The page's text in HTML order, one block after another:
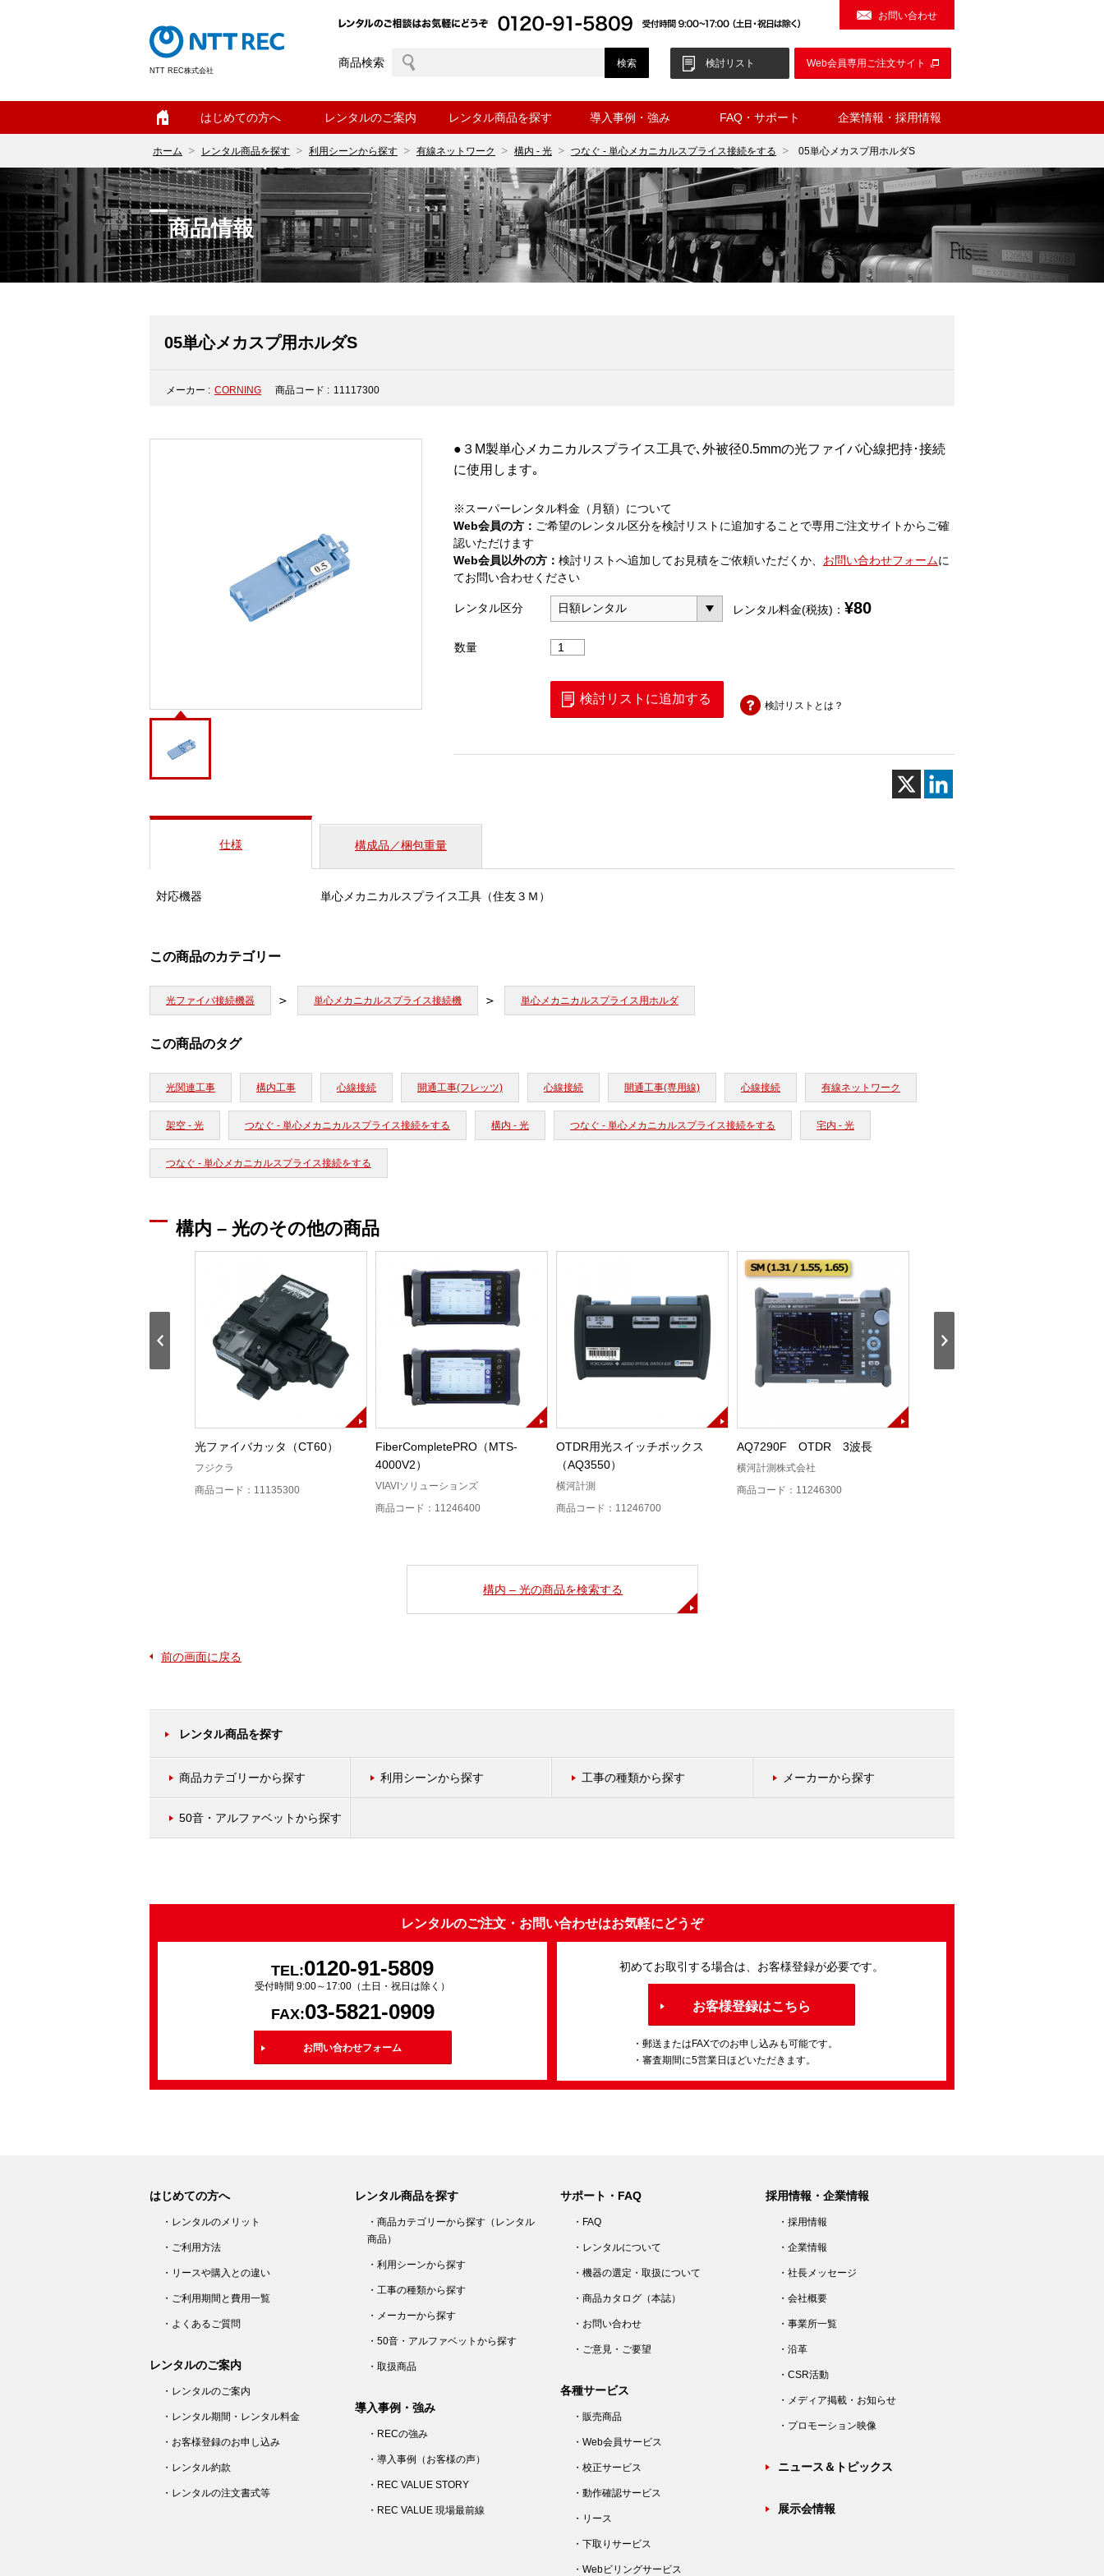
NTT REC株式会社
お問い合わせ
商品検索 検討リスト Web会員専用ご注文サイト
はじめての方へ レンタルのご案内 レンタル商品を探す 導入事例・強み FAQ・サポート 企業情報・採用情報
ホーム レンタル商品を探す 利用シーンから探す 有線ネットワーク 構内 - 光 つなぐ - 単心メカニカルスプライス接続をする 05単心メカスプ用ホルダS
商品情報
05単心メカスプ用ホルダS
メーカー : CORNING 商品コード : 11117300
●３M製単心メカニカルスプライス工具で､外被径0.5mmの光ファイバ心線把持･接続
に使用します｡
※スーパーレンタル料金（月額）について
Web会員の方： ご希望のレンタル区分を検討リストに追加することで専用ご注文サイトからご確
認いただけます
Web会員以外の方： 検討リストへ追加してお見積をご依頼いただくか、 お問い合わせフォームに
てお問い合わせください
レンタル区分 レンタル料金(税抜)： ¥80
数量
05
心
カ
検討リストに追加する 検討リストとは？
仕様 構成品／梱包重量
対応機器 単心メカニカルスプライス工具（住友３Ｍ）
この商品のカテゴリー
光ファイバ接続機器 単心メカニカルスプライス接続機 単心メカニカルスプライス用ホルダ
この商品のタグ
光関連工事 構内工事 心線接続 開通工事(フレッツ) 心線接続 開通工事(専用線) 心線接続 有線ネットワーク
架空 - 光 つなぐ - 単心メカニカルスプライス接続をする 構内 - 光 つなぐ - 単心メカニカルスプライス接続をする 宅内 - 光
つなぐ - 単心メカニカルスプライス接続をする
構内 – 光のその他の商品
光ファイバカッタ（CT60）
フジクラ
商品コード：11135300
FiberCompletePRO（MTS-
4000V2）
VIAVIソリューションズ
商品コード：11246400
OTDR用光スイッチボックス
（AQ3550）
横河計測
商品コード：11246700
AQ7290F OTDR 3波長
横河計測株式会社
商品コード：11246300
構内 – 光の商品を検索する
前の画面に戻る
レンタル商品を探す
商品カテゴリーから探す 利用シーンから探す 工事の種類から探す メーカーから探す
50音・アルファベットから探す
レンタルのご注文・お問い合わせはお気軽にどうぞ
TEL:0120-91-5809
受付時間 9:00～17:00（土日・祝日は除く）
FAX:03-5821-0909
お問い合わせフォーム
初めてお取引する場合は、お客様登録が必要です。
お客様登録はこちら
・郵送またはFAXでのお申し込みも可能です。
・審査期間に5営業日ほどいただきます。
はじめての方へ
・レンタルのメリット
・ご利用方法
・リースや購入との違い
・ご利用期間と費用一覧
・よくあるご質問
レンタルのご案内
・レンタルのご案内
・レンタル期間・レンタル料金
・お客様登録のお申し込み
・レンタル約款
・レンタルの注文書式等
レンタル商品を探す
・商品カテゴリーから探す（レンタル
商品）
・利用シーンから探す
・工事の種類から探す
・メーカーから探す
・50音・アルファベットから探す
・取扱商品
導入事例・強み
・RECの強み
・導入事例（お客様の声）
・REC VALUE STORY
・REC VALUE 現場最前線
サポート・FAQ
・FAQ
・レンタルについて
・機器の選定・取扱について
・商品カタログ（本誌）
・お問い合わせ
・ご意見・ご要望
各種サービス
・販売商品
・Web会員サービス
・校正サービス
・動作確認サービス
・リース
・下取りサービス
・Webビリングサービス
採用情報・企業情報
・採用情報
・企業情報
・社長メッセージ
・会社概要
・事業所一覧
・沿革
・CSR活動
・メディア掲載・お知らせ
・プロモーション映像
ニュース＆トピックス
展示会情報